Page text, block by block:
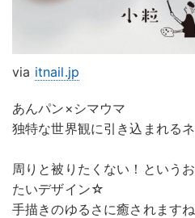
via itnail.jp
あんパン×シマウマ
独特な世界観に引き込まれるネ
周りと被りたくない！という
たいデザイン☆
手描きのゆるさに癒されます